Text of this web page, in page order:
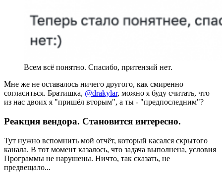
Всем всё понятно. Спасибо, притензий нет.
Мне же не оставалось ничего другого, как смиренно
согласиться. Братишка, @drakylar, можно я буду считать, что
из нас двоих я "пришёл вторым", а ты - "предпоследним"?
Реакция вендора. Становится интересно.
Тут нужно вспомнить мой отчёт, который касался скрытого
канала. В тот момент казалось, что задача выполнена, условия
Программы не нарушены. Ничто, так сказать, не
предвещало...